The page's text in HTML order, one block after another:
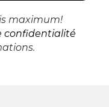
maximum!
confidentialité